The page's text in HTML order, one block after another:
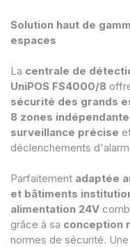
Solution haut de
espaces
La centrale de
UniPOS FS4000/8
sécurité des grands
8 zones
surveillance précise
déclenchements
Parfaitement adaptée
et bâtiments
alimentation 24V
grâce à sa conception
normes de sécurité. Une